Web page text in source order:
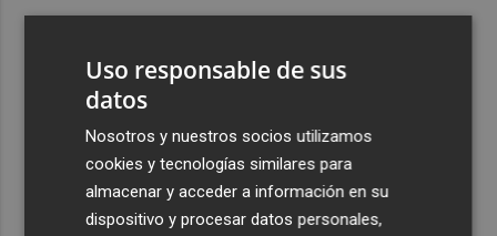
Xàtiva restringirá el acceso al Castillo con vehículos
La convocatoria europea de gigafactorías de IA puede
activar una cadena industrial en centros de datos,
energía, 'cloud' y ciberseguridad
Uso responsable de sus
datos
Nosotros y nuestros socios utilizamos
cookies y tecnologías similares para
almacenar y acceder a información en su
dispositivo y procesar datos personales,